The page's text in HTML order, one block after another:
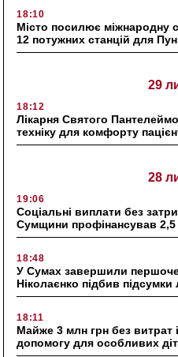
18:10
Місто посилює міжнародну
12 потужних станцій для
29
18:12
Лікарня Святого
техніку для комфорту
28
19:06
Соціальні виплати без
Сумщини профінансував 2,5
18:48
У Сумах завершили
Ніколаєнко підбив підсумки
18:11
Майже 3 млн грн без
допомогу для особливих